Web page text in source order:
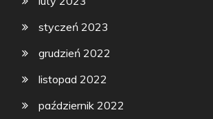
styczeń 2023
grudzień 2022
listopad 2022
październik 2022